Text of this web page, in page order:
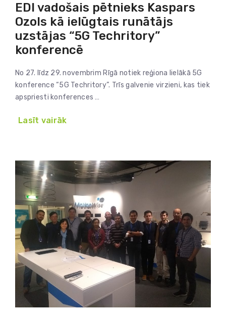
EDI vadošais pētnieks Kaspars
Ozols kā ielūgtais runātājs
uzstājas “5G Techritory”
konferencē
No 27. līdz 29. novembrim Rīgā notiek reģiona lielākā 5G
konference “5G Techritory”. Trīs galvenie virzieni, kas tiek
apspriesti konferences …
Lasīt vairāk